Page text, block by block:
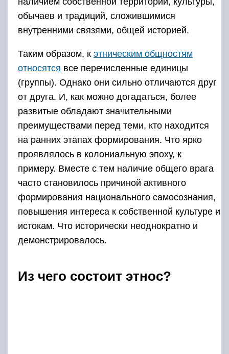
обычаев и традиций, сложившимися
внутренними связями, общей историей.
Таким образом, к этническим общностям
относятся все перечисленные единицы
(группы). Однако они сильно отличаются друг
от друга. И, как можно догадаться, более
развитые обладают значительными
преимуществами перед теми, кто находится
на ранних этапах формирования. Что ярко
проявлялось в колониальную эпоху, к
примеру. Вместе с тем наличие общего врага
часто становилось причиной активного
формирования национального самосознания,
повышения интереса к собственной культуре и
истокам. Что исторически неоднократно и
демонстрировалось.
Из чего состоит этнос?